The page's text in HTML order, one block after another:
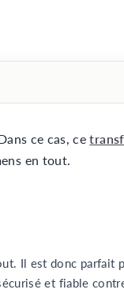
ce cas, ce
en tout.
Il est donc parfait
et fiable